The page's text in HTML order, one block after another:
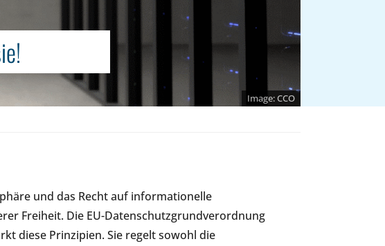
CCO
und das Recht auf informationelle
Freiheit. Die EU-Datenschutzgrundverordnung
diese Prinzipien. Sie regelt sowohl die